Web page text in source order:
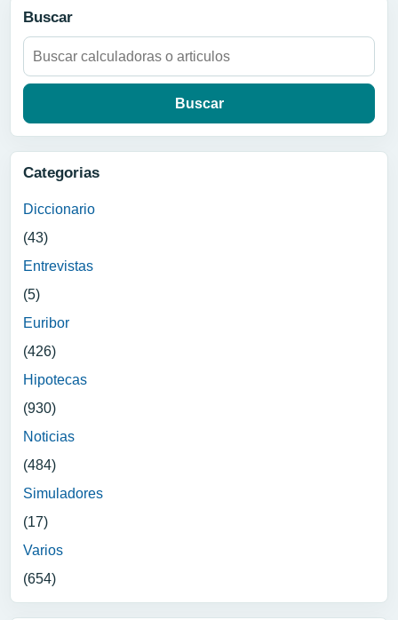
Buscar
Buscar:
Categorias
Diccionario
(43)
Entrevistas
(5)
Euribor
(426)
Hipotecas
(930)
Noticias
(484)
Simuladores
(17)
Varios
(654)